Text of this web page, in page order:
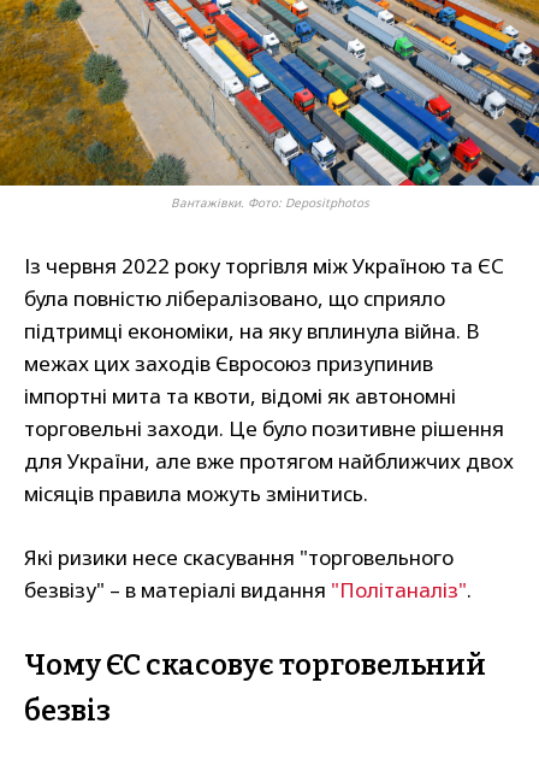
Вантажівки. Фото: Depositphotos
Із червня 2022 року торгівля між Україною та ЄС
була повністю лібералізовано, що сприяло
підтримці економіки, на яку вплинула війна. В
межах цих заходів Євросоюз призупинив
імпортні мита та квоти, відомі як автономні
торговельні заходи. Це було позитивне рішення
для України, але вже протягом найближчих двох
місяців правила можуть змінитись.
Які ризики несе скасування "торговельного
безвізу" – в матеріалі видання "Політаналіз".
Чому ЄС скасовує торговельний
безвіз